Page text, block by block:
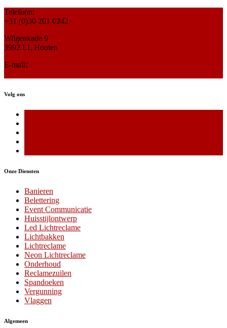
Telefoon:
+31 (0)30 201 0242
Wilgenkade 9
3992 LL Houten
E-mail:
Volg ons
Onze Diensten
Banieren
Belettering
Event Communicatie
Huisstijlontwerp
Led Lichtreclame
Lichtbakken
Lichtreclame
Neon Lichtreclame
Onderhoud
Reclamezuilen
Spandoeken
Vergunning
Vlaggen
Algemeen